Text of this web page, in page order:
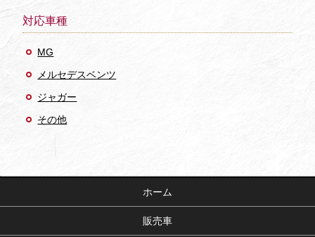
対応車種
MG
メルセデスベンツ
ジャガー
その他
ホーム
販売車